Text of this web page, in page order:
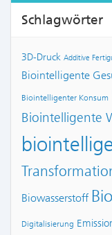
Schlagwörter
3D-Druck Additive
Biointelligente
Biointelligenter Konsum
Biointelligente
Biowasserstoff
Digitalisierung